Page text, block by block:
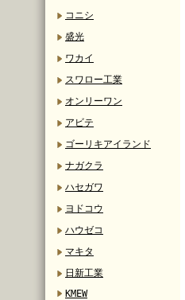
コニシ
盛光
ワカイ
スワロー工業
オンリーワン
アビテ
ゴーリキアイランド
ナガクラ
ハセガワ
ヨドコウ
ハウゼコ
マキタ
日新工業
KMEW